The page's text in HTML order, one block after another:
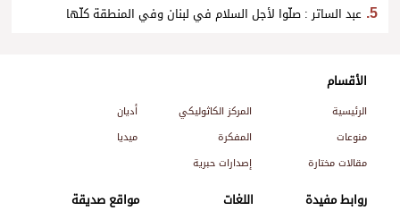
عبد الساتر : صلّوا لأجل السلام في لبنان وفي المنطقة كلّها
الأقسام
الرئيسية المركز الكاثوليكي
أديان
منوعات
المفكرة
ميديا
مقالات مختارة
إصدارات حبرية
روابط مفيدة اللغات مواقع صديقة